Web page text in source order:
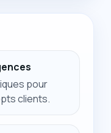
pour
clients.